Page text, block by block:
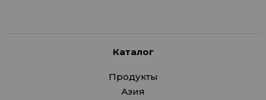
Каталог
Продукты
Азия